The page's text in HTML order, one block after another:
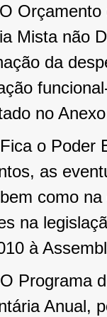
O Orçamento
Mista não
da
no
Fica o Poder
as
como
na
à
O Programa
Anual,